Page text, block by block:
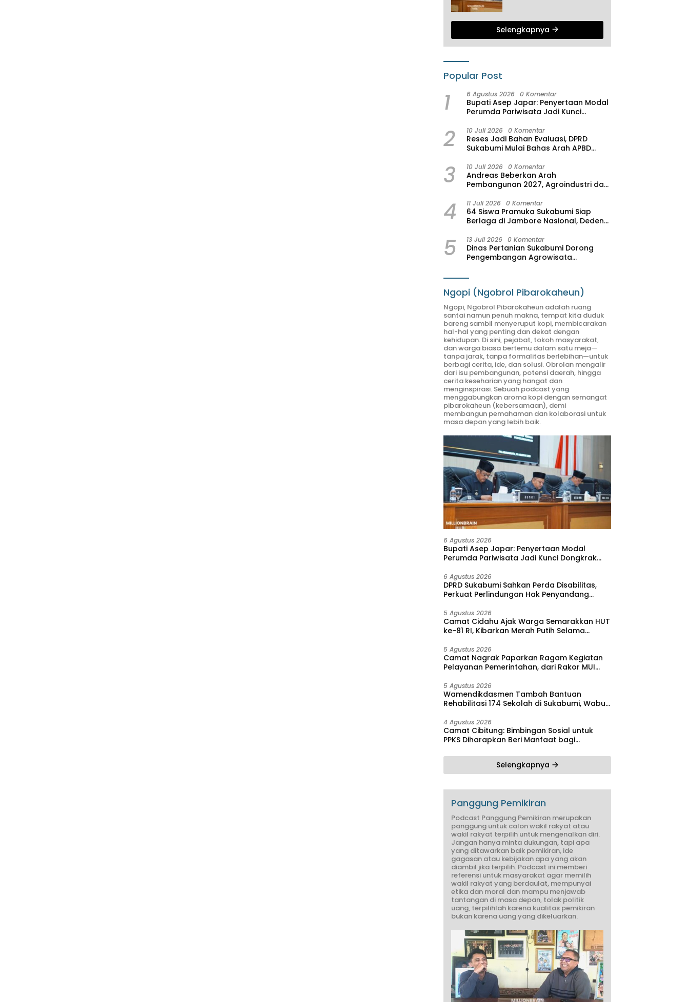
Dibahas di Paripurna ke-
2 DPRD Sukabumi
Selengkapnya
Popular Post
1 6 Agustus 2026 0 Komentar
Bupati Asep Japar: Penyertaan Modal
Perumda Pariwisata Jadi Kunci
2 10 Juli 2026 0 Komentar
Reses Jadi Bahan Evaluasi, DPRD
Sukabumi Mulai Bahas Arah APBD
3 10 Juli 2026 0 Komentar
Andreas Beberkan Arah
Pembangunan 2027, Agroindustri dan
Ekonomi
4 11 Juli 2026 0 Komentar
64 Siswa Pramuka Sukabumi Siap
Berlaga di Jambore Nasional, Deden
Hasil Seleksi
5 13 Juli 2026 0 Komentar
Dinas Pertanian Sukabumi Dorong
Pengembangan Agrowisata
Resmi Jadi Destinasi Wisata Baru
Ngopi (Ngobrol Pibarokaheun)
Ngopi, Ngobrol Pibarokaheun adalah ruang
santai namun penuh makna, tempat kita duduk
bareng sambil menyeruput kopi, membicarakan
hal-hal yang penting dan dekat dengan
kehidupan. Di sini, pejabat, tokoh masyarakat,
dan warga biasa bertemu dalam satu meja—
tanpa jarak, tanpa formalitas berlebihan—untuk
berbagi cerita, ide, dan solusi. Obrolan mengalir
dari isu pembangunan, potensi daerah, hingga
cerita keseharian yang hangat dan
menginspirasi. Sebuah podcast yang
menggabungkan aroma kopi dengan semangat
pibarokaheun (kebersamaan), demi
membangun pemahaman dan kolaborasi untuk
masa depan yang lebih baik.
6 Agustus 2026
Bupati Asep Japar: Penyertaan Modal
Perumda Pariwisata Jadi Kunci Dongkrak
6 Agustus 2026
DPRD Sukabumi Sahkan Perda Disabilitas,
Perkuat Perlindungan Hak Penyandang
5 Agustus 2026
Camat Cidahu Ajak Warga Semarakkan HUT
ke-81 RI, Kibarkan Merah Putih Selama
5 Agustus 2026
Camat Nagrak Paparkan Ragam Kegiatan
Pelayanan Pemerintahan, dari Rakor MUI
5 Agustus 2026
Wamendikdasmen Tambah Bantuan
Rehabilitasi 174 Sekolah di Sukabumi, Wabup
Pendidikan
4 Agustus 2026
Camat Cibitung: Bimbingan Sosial untuk
PPKS Diharapkan Beri Manfaat bagi
Selengkapnya
Panggung Pemikiran
Podcast Panggung Pemikiran merupakan
panggung untuk calon wakil rakyat atau
wakil rakyat terpilih untuk mengenalkan diri.
Jangan hanya minta dukungan, tapi apa
yang ditawarkan baik pemikiran, ide
gagasan atau kebijakan apa yang akan
diambil jika terpilih. Podcast ini memberi
referensi untuk masyarakat agar memilih
wakil rakyat yang berdaulat, mempunyai
etika dan moral dan mampu menjawab
tantangan di masa depan, tolak politik
uang, terpilihlah karena kualitas pemikiran
bukan karena uang yang dikeluarkan.